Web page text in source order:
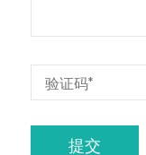
提交